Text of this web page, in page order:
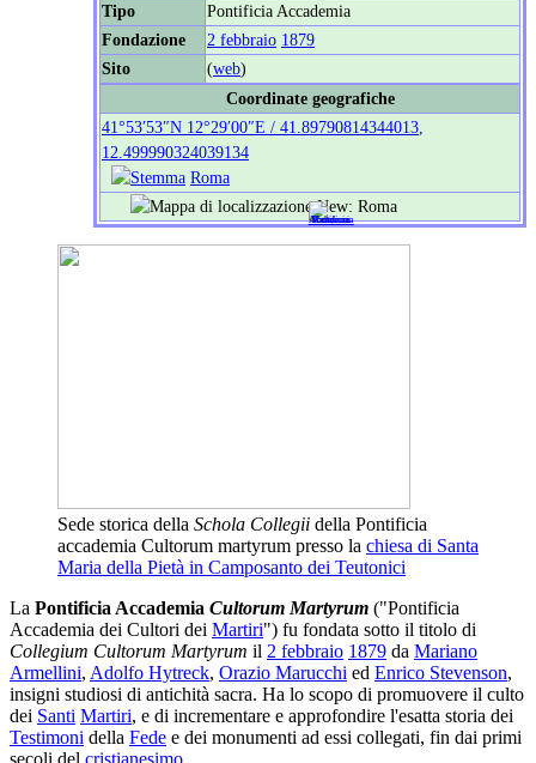
Tipo
Pontificia Accademia
Fondazione
2 febbraio 1879
Sito
(web)
Coordinate geografiche
41°53′53″N 12°29′00″E / 41.89790814344013,
12.499990324039134
Roma
Sede storica della Schola Collegii della Pontificia
accademia Cultorum martyrum presso la chiesa di Santa
Maria della Pietà in Camposanto dei Teutonici
La Pontificia Accademia Cultorum Martyrum ("Pontificia
Accademia dei Cultori dei Martiri") fu fondata sotto il titolo di
Collegium Cultorum Martyrum il 2 febbraio 1879 da Mariano
Armellini, Adolfo Hytreck, Orazio Marucchi ed Enrico Stevenson,
insigni studiosi di antichità sacra. Ha lo scopo di promuovere il culto
dei Santi Martiri, e di incrementare e approfondire l'esatta storia dei
Testimoni della Fede e dei monumenti ad essi collegati, fin dai primi